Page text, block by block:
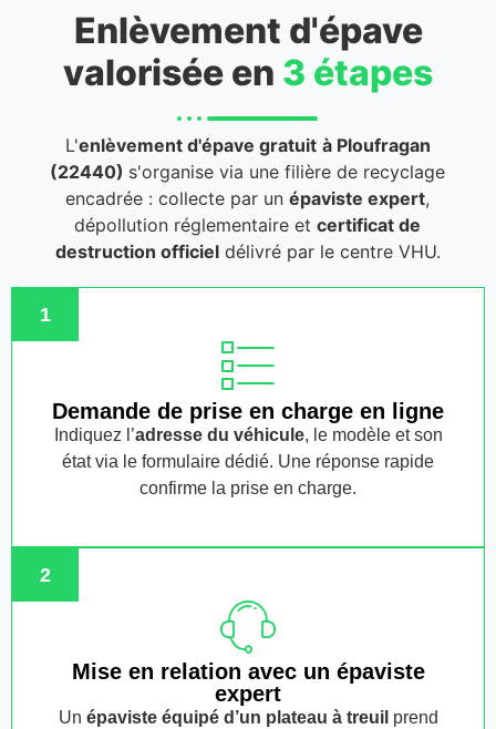
Enlèvement d'épave
valorisée en 3 étapes
L'enlèvement d'épave gratuit à Ploufragan
(22440) s'organise via une filière de recyclage
encadrée : collecte par unépaviste expert,
dépollution réglementaire etcertificat de
destruction officieldélivré par le centre VHU.
1
Demande de prise en charge en ligne
Indiquez l’adresse du véhicule, le modèle et son
état via le formulaire dédié. Une réponse rapide
confirme la prise en charge.
2
Mise en relation avec un épaviste
expert
Un épaviste équipé d’un plateau à treuil prend